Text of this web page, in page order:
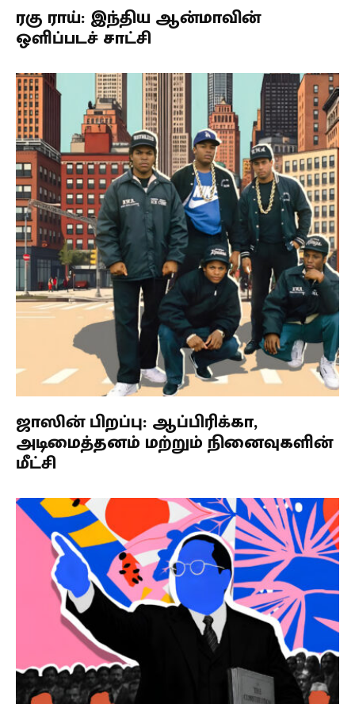
ரகு ராய்: இந்திய ஆன்மாவின்
ஒளிப்படச் சாட்சி
ஜாஸின் பிறப்பு: ஆப்பிரிக்கா,
அடிமைத்தனம் மற்றும் நினைவுகளின்
மீட்சி